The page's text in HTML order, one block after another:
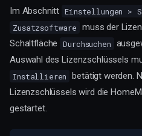
Im Abschnitt Einstellungen >
Zusatzsoftware
muss der
Schaltfläche
Durchsuchen
Auswahl des Lizenzschlüssels
Installieren
betätigt werden.
Lizenzschlüssels wird die
gestartet.